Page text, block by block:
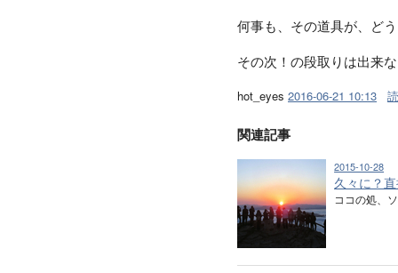
何事も、その道具が、ど
その次！の段取りは出来
hot_eyes 2016-06-21 10:13
関連記事
2015-10-28
久々に？
ココの処、